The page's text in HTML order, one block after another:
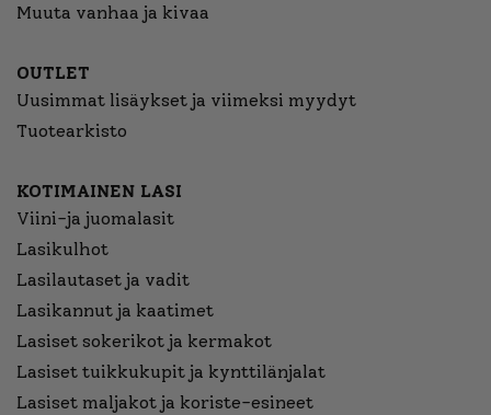
Muuta vanhaa ja kivaa
OUTLET
Uusimmat lisäykset ja viimeksi myydyt
Tuotearkisto
KOTIMAINEN LASI
Viini-ja juomalasit
Lasikulhot
Lasilautaset ja vadit
Lasikannut ja kaatimet
Lasiset sokerikot ja kermakot
Lasiset tuikkukupit ja kynttilänjalat
Lasiset maljakot ja koriste-esineet